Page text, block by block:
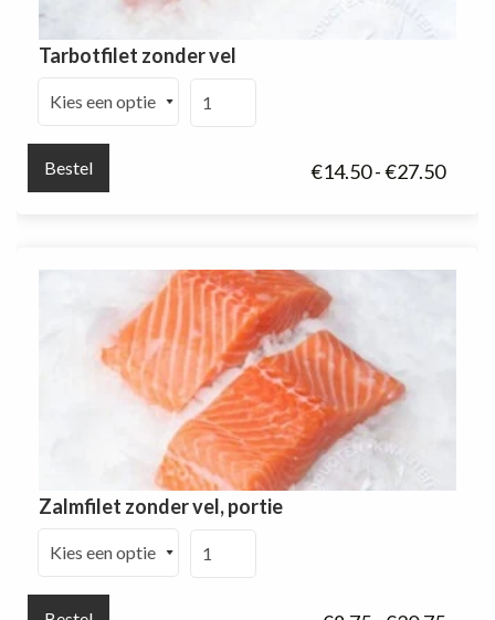
Tarbotfilet zonder vel
€14.50-€27.50
Bestel
Zalmfilet zonder vel, portie